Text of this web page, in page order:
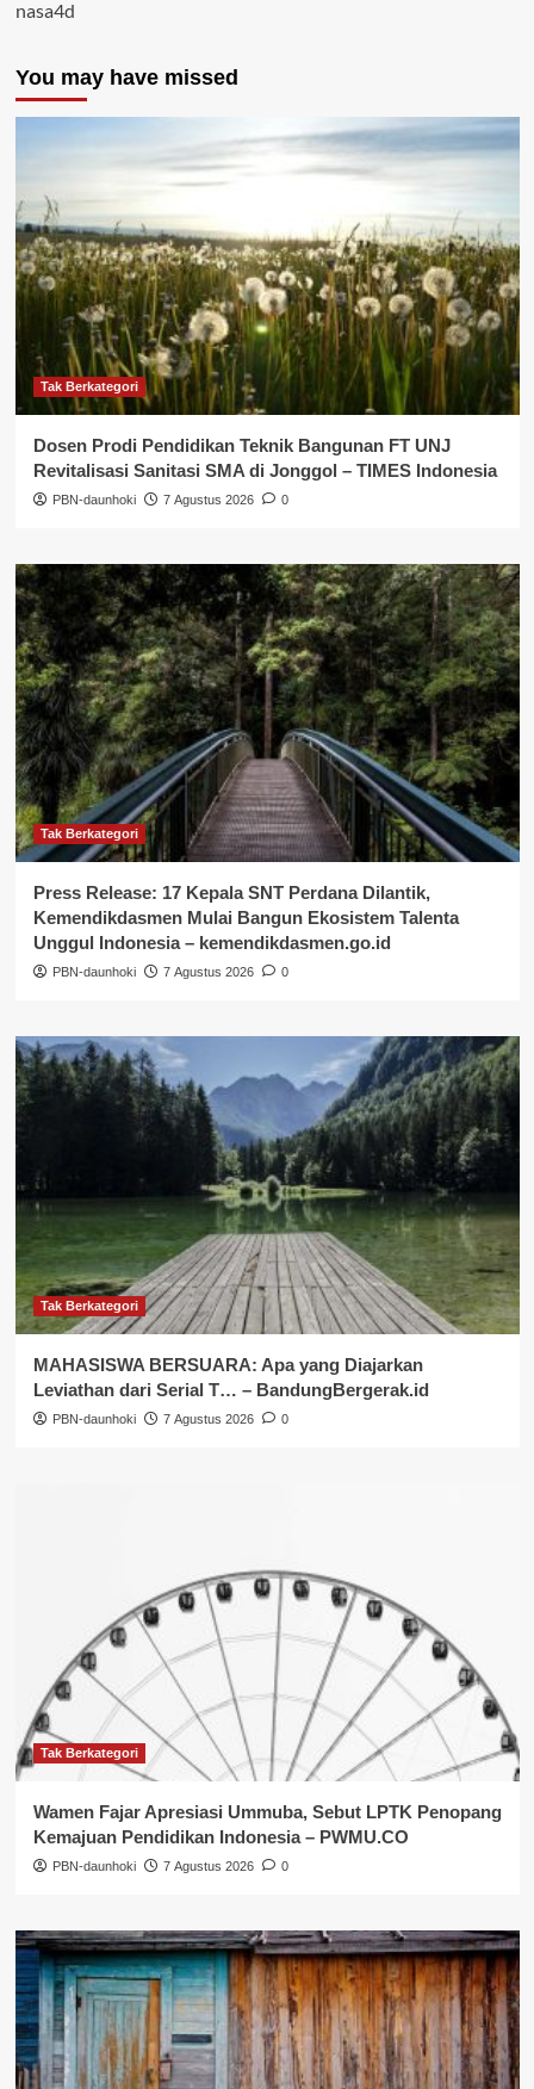
nasa4d
You may have missed
Tak Berkategori
Dosen Prodi Pendidikan Teknik Bangunan FT UNJ
Revitalisasi Sanitasi SMA di Jonggol – TIMES Indonesia
PBN-daunhoki 7 Agustus 2026 0
Tak Berkategori
Press Release: 17 Kepala SNT Perdana Dilantik,
Kemendikdasmen Mulai Bangun Ekosistem Talenta
Unggul Indonesia – kemendikdasmen.go.id
PBN-daunhoki 7 Agustus 2026 0
Tak Berkategori
MAHASISWA BERSUARA: Apa yang Diajarkan
Leviathan dari Serial T… – BandungBergerak.id
PBN-daunhoki 7 Agustus 2026 0
Tak Berkategori
Wamen Fajar Apresiasi Ummuba, Sebut LPTK Penopang
Kemajuan Pendidikan Indonesia – PWMU.CO
PBN-daunhoki 7 Agustus 2026 0